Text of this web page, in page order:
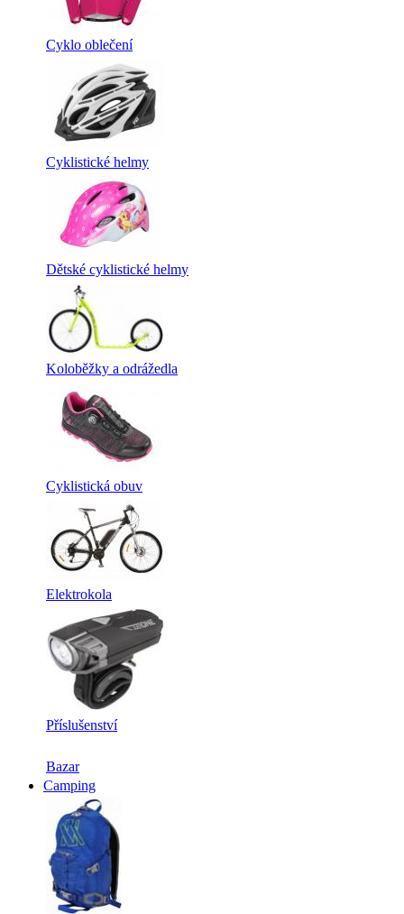
Cyklo oblečení
Cyklistické helmy
Dětské cyklistické helmy
Koloběžky a odrážedla
Cyklistická obuv
Elektrokola
Příslušenství
Bazar
Camping